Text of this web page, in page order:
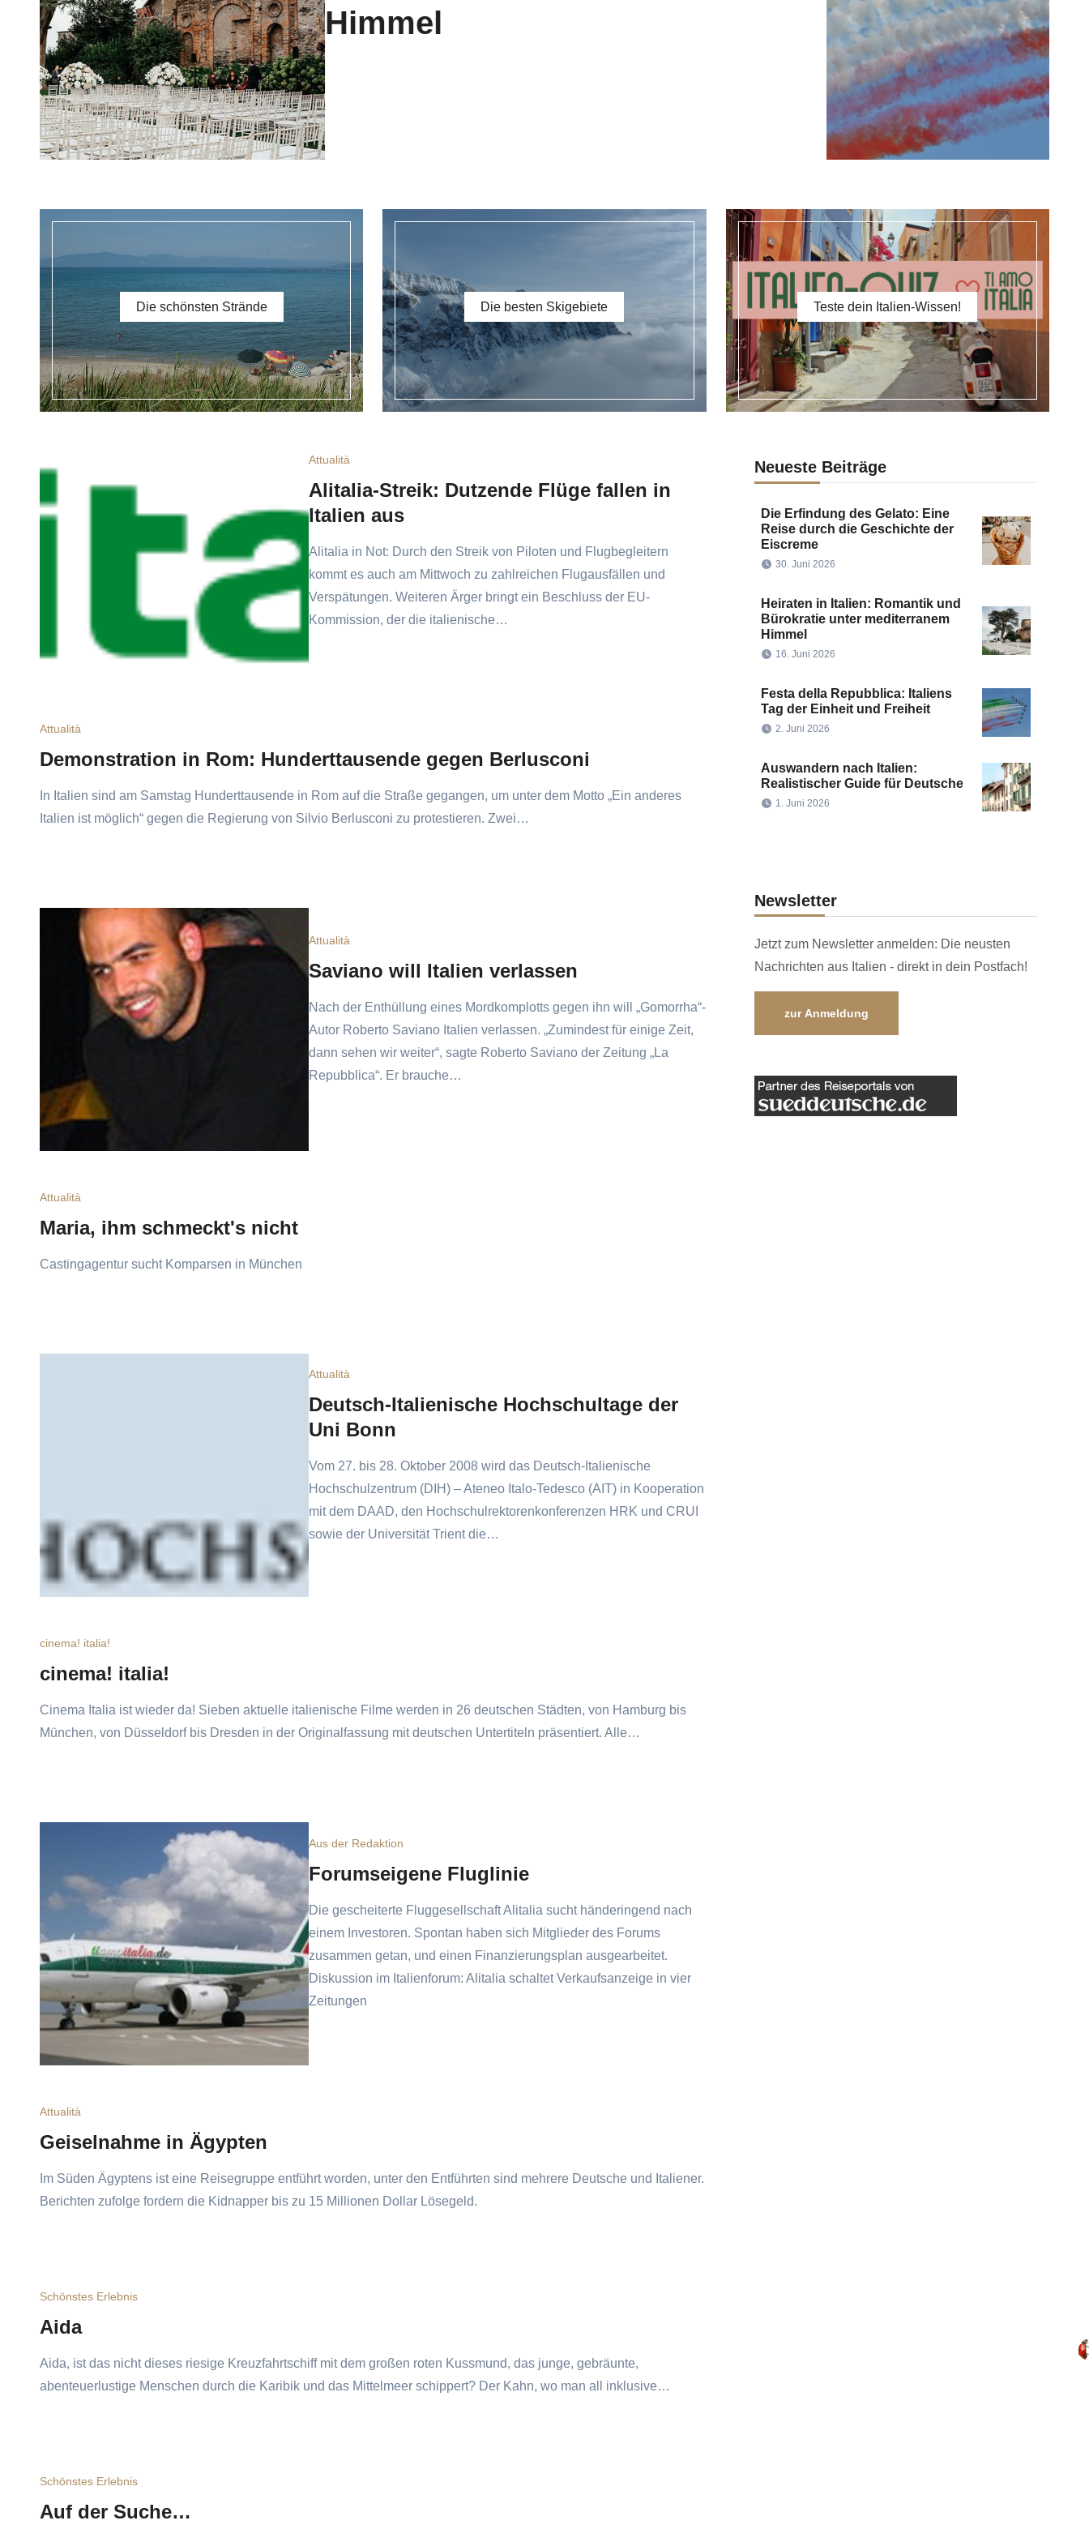
Die schönsten Strände Die besten Skigebiete Teste dein Italien-Wissen!
Attualità
Alitalia-Streik: Dutzende Flüge fallen in
Italien aus
Alitalia in Not: Durch den Streik von Piloten und Flugbegleitern
kommt es auch am Mittwoch zu zahlreichen Flugausfällen und
Verspätungen. Weiteren Ärger bringt ein Beschluss der EU-
Kommission, der die italienische…
Attualità
Demonstration in Rom: Hunderttausende gegen Berlusconi
In Italien sind am Samstag Hunderttausende in Rom auf die Straße gegangen, um unter dem Motto „Ein anderes
Italien ist möglich“ gegen die Regierung von Silvio Berlusconi zu protestieren. Zwei…
Attualità
Saviano will Italien verlassen
Nach der Enthüllung eines Mordkomplotts gegen ihn will „Gomorrha“-
Autor Roberto Saviano Italien verlassen. „Zumindest für einige Zeit,
dann sehen wir weiter“, sagte Roberto Saviano der Zeitung „La
Repubblica“. Er brauche…
Attualità
Maria, ihm schmeckt's nicht
Castingagentur sucht Komparsen in München
Attualità
Deutsch-Italienische Hochschultage der
Uni Bonn
Vom 27. bis 28. Oktober 2008 wird das Deutsch-Italienische
Hochschulzentrum (DIH) – Ateneo Italo-Tedesco (AIT) in Kooperation
mit dem DAAD, den Hochschulrektorenkonferenzen HRK und CRUI
sowie der Universität Trient die…
cinema! italia!
cinema! italia!
Cinema Italia ist wieder da! Sieben aktuelle italienische Filme werden in 26 deutschen Städten, von Hamburg bis
München, von Düsseldorf bis Dresden in der Originalfassung mit deutschen Untertiteln präsentiert. Alle…
Aus der Redaktion
Forumseigene Fluglinie
Die gescheiterte Fluggesellschaft Alitalia sucht händeringend nach
einem Investoren. Spontan haben sich Mitglieder des Forums
zusammen getan, und einen Finanzierungsplan ausgearbeitet.
Diskussion im Italienforum: Alitalia schaltet Verkaufsanzeige in vier
Zeitungen
Attualità
Geiselnahme in Ägypten
Im Süden Ägyptens ist eine Reisegruppe entführt worden, unter den Entführten sind mehrere Deutsche und Italiener.
Berichten zufolge fordern die Kidnapper bis zu 15 Millionen Dollar Lösegeld.
Schönstes Erlebnis
Aida
Aida, ist das nicht dieses riesige Kreuzfahrtschiff mit dem großen roten Kussmund, das junge, gebräunte,
abenteuerlustige Menschen durch die Karibik und das Mittelmeer schippert? Der Kahn, wo man all inklusive…
Schönstes Erlebnis
Auf der Suche…
Neueste Beiträge
Die Erfindung des Gelato: Eine
Reise durch die Geschichte der
Eiscreme
30. Juni 2026
Heiraten in Italien: Romantik und
Bürokratie unter mediterranem
Himmel
16. Juni 2026
Festa della Repubblica: Italiens
Tag der Einheit und Freiheit
2. Juni 2026
Auswandern nach Italien:
Realistischer Guide für Deutsche
1. Juni 2026
Newsletter
Jetzt zum Newsletter anmelden: Die neusten
Nachrichten aus Italien - direkt in dein Postfach!
zur Anmeldung